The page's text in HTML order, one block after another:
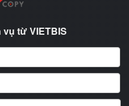
từ VIETBIS